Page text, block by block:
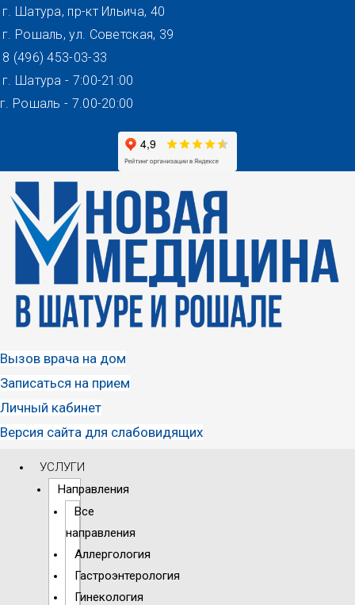
Перейти
г. Шатура, пр-кт Ильича, 40
г. Рошаль, ул. Советская, 39
8 (496) 453-03-33
г. Шатура - 7:00-21:00
г. Рошаль - 7.00-20:00
Вызов врача на дом
Записаться на прием
Личный кабинет
Версия сайта для слабовидящих
УСЛУГИ
Направления
Все
направления
Аллергология
Гастроэнтерология
Гинекология